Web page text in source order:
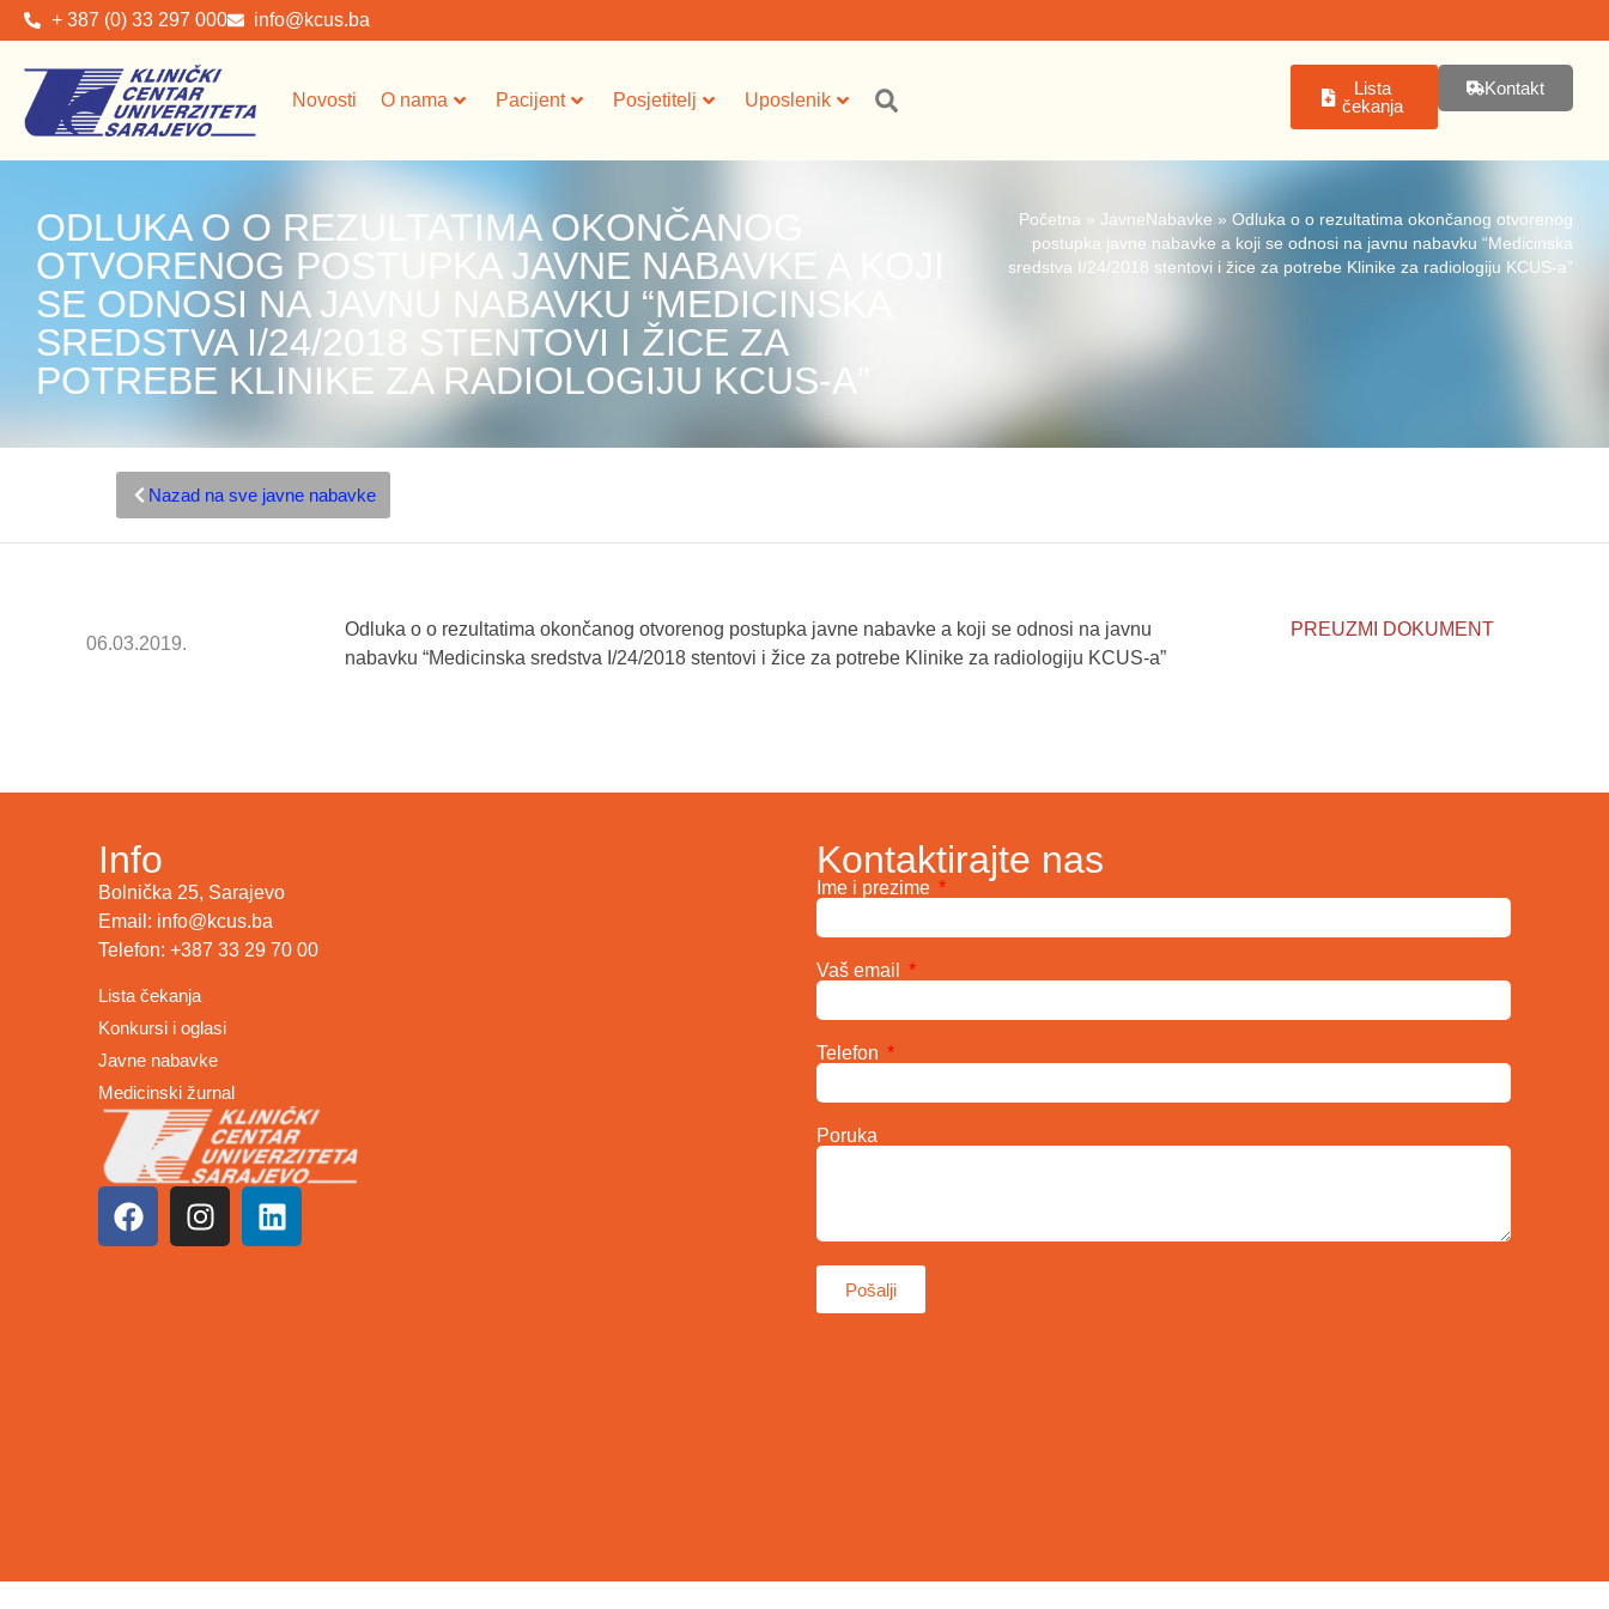
+ 387 (0) 33 297 000 info@kcus.ba
Novosti O nama Pacijent Posjetitelj Uposlenik
Lista
čekanja
Kontakt
ODLUKA O O REZULTATIMA OKONČANOG
OTVORENOG POSTUPKA JAVNE NABAVKE A KOJI
SE ODNOSI NA JAVNU NABAVKU “MEDICINSKA
SREDSTVA I/24/2018 STENTOVI I ŽICE ZA
POTREBE KLINIKE ZA RADIOLOGIJU KCUS-A”
Početna » JavneNabavke » Odluka o o rezultatima okončanog otvorenog
postupka javne nabavke a koji se odnosi na javnu nabavku “Medicinska
sredstva I/24/2018 stentovi i žice za potrebe Klinike za radiologiju KCUS-a”
Nazad na sve javne nabavke
06.03.2019.
Odluka o o rezultatima okončanog otvorenog postupka javne nabavke a koji se odnosi na javnu
nabavku “Medicinska sredstva I/24/2018 stentovi i žice za potrebe Klinike za radiologiju KCUS-a”
PREUZMI DOKUMENT
Info
Bolnička 25, Sarajevo
Email: info@kcus.ba
Telefon: +387 33 29 70 00
Lista čekanja
Konkursi i oglasi
Javne nabavke
Medicinski žurnal
Kontaktirajte nas
Ime i prezime
Vaš email
Telefon
Poruka
Pošalji